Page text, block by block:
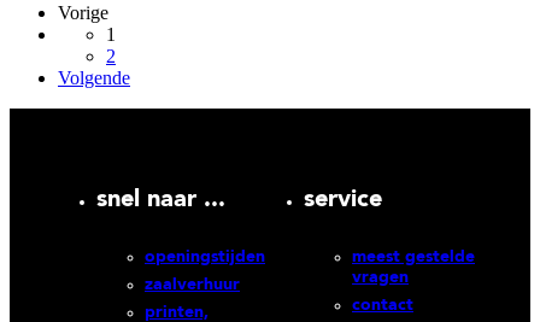
Vorige
1
2
Volgende
snel naar ...
openingstijden
zaalverhuur
printen,
service
meest gestelde
vragen
contact